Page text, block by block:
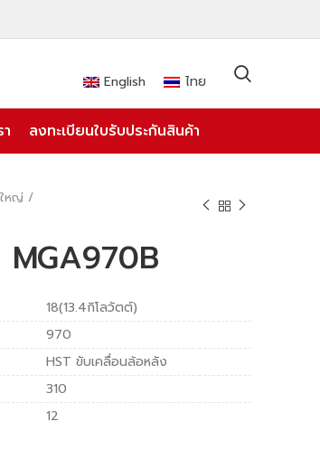
English ไทย
ลงทะเบียนใบรับประกันสินค้า
หญ่
18(13.4กิโลวัตต์)
970
HST ขับเคลื่อนล้อหลัง
310
12